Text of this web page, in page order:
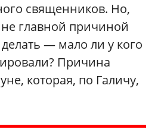
священников. Но,
главной причиной
делать — мало ли у кого
Причина
которая, по Галичу,